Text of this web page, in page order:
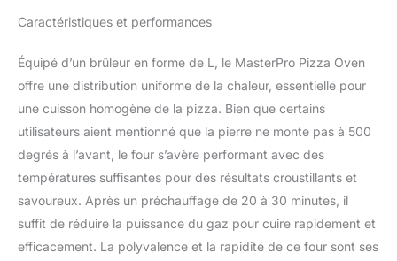
SIMPLE ET PRATIQUE :
facile à monter grâce à
ses pieds pliants et son
plateau amovible. De
plus, une pelle à pizza,
un coupe-pizza et une
planche à découper sont
inclus dans l'ensemble.
: Si vous avez envie
d'une pizza lors d'une
escapade ou n'importe
Caractéristiques et performances
Équipé d’un brûleur en forme de L, le MasterPro Pizza Oven
offre une distribution uniforme de la chaleur, essentielle pour
une cuisson homogène de la pizza. Bien que certains
utilisateurs aient mentionné que la pierre ne monte pas à 500
degrés à l’avant, le four s’avère performant avec des
températures suffisantes pour des résultats croustillants et
savoureux. Après un préchauffage de 20 à 30 minutes, il
suffit de réduire la puissance du gaz pour cuire rapidement et
efficacement. La polyvalence et la rapidité de ce four sont ses